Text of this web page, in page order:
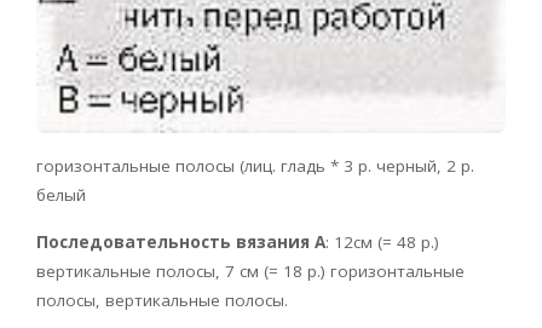
горизонтальные полосы (лиц. гладь * 3 р. черный, 2 р.
белый
Последовательность вязания А: 12см (= 48 р.)
вертикальные полосы, 7 см (= 18 р.) горизонтальные
полосы, вертикальные полосы.